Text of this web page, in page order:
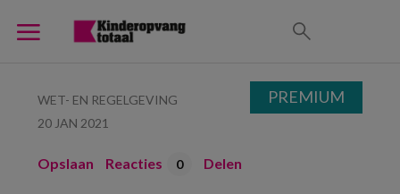
WET- EN REGELGEVING
20 JAN 2021
Opslaan Reacties 0 Delen
PREMIUM